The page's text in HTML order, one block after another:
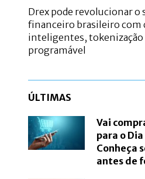
Drex pode revolucionar o
financeiro brasileiro com
inteligentes,
programável
ÚLTIMAS
Vai
para o Dia
Conheça
antes de